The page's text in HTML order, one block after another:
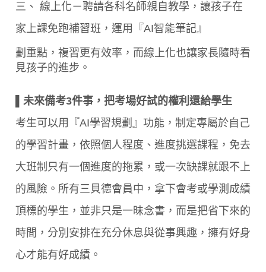
三、 線上化－聘請各科名師親自教學，讓孩子在
家上課免跑補習班，運用『AI智能筆記』
劃重點，複習更有效率，而線上化也讓家長隨時看
見孩子的進步。
▌未來備考3件事，把考場好試的權利還給學生
考生可以用『AI學習規劃』功能，制定專屬於自己
的學習計畫，依照個人程度、進度挑選課程，免去
大班制只有一個進度的拖累，或一次缺課就跟不上
的風險。所有三貝德會員中，拿下會考或學測成績
頂標的學生，並非只是一昧念書，而是把省下來的
時間，分別安排在充分休息與從事興趣，擁有好身
心才能有好成績。